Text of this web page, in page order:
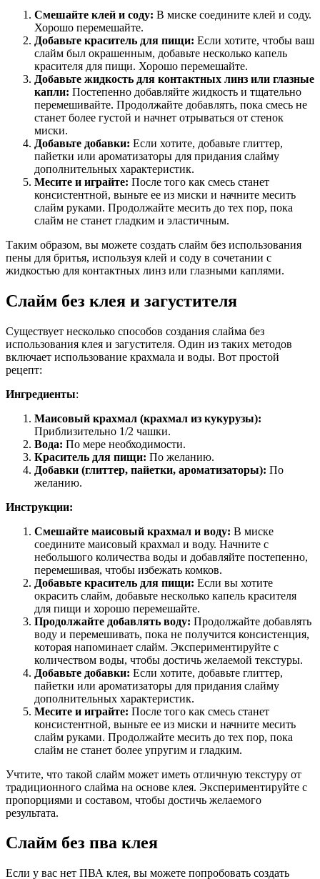
Смешайте клей и соду: В миске соедините клей и соду.
Хорошо перемешайте.
Добавьте краситель для пищи: Если хотите, чтобы ваш
слайм был окрашенным, добавьте несколько капель
красителя для пищи. Хорошо перемешайте.
Добавьте жидкость для контактных линз или глазные
капли: Постепенно добавляйте жидкость и тщательно
перемешивайте. Продолжайте добавлять, пока смесь не
станет более густой и начнет отрываться от стенок
миски.
Добавьте добавки: Если хотите, добавьте глиттер,
пайетки или ароматизаторы для придания слайму
дополнительных характеристик.
Месите и играйте: После того как смесь станет
консистентной, выньте ее из миски и начните месить
слайм руками. Продолжайте месить до тех пор, пока
слайм не станет гладким и эластичным.
Таким образом, вы можете создать слайм без использования
пены для бритья, используя клей и соду в сочетании с
жидкостью для контактных линз или глазными каплями.
Слайм без клея и загустителя
Существует несколько способов создания слайма без
использования клея и загустителя. Один из таких методов
включает использование крахмала и воды. Вот простой
рецепт:
Ингредиенты:
Маисовый крахмал (крахмал из кукурузы):
Приблизительно 1/2 чашки.
Вода: По мере необходимости.
Краситель для пищи: По желанию.
Добавки (глиттер, пайетки, ароматизаторы): По
желанию.
Инструкции:
Смешайте маисовый крахмал и воду: В миске
соедините маисовый крахмал и воду. Начните с
небольшого количества воды и добавляйте постепенно,
перемешивая, чтобы избежать комков.
Добавьте краситель для пищи: Если вы хотите
окрасить слайм, добавьте несколько капель красителя
для пищи и хорошо перемешайте.
Продолжайте добавлять воду: Продолжайте добавлять
воду и перемешивать, пока не получится консистенция,
которая напоминает слайм. Экспериментируйте с
количеством воды, чтобы достичь желаемой текстуры.
Добавьте добавки: Если хотите, добавьте глиттер,
пайетки или ароматизаторы для придания слайму
дополнительных характеристик.
Месите и играйте: После того как смесь станет
консистентной, выньте ее из миски и начните месить
слайм руками. Продолжайте месить до тех пор, пока
слайм не станет более упругим и гладким.
Учтите, что такой слайм может иметь отличную текстуру от
традиционного слайма на основе клея. Экспериментируйте с
пропорциями и составом, чтобы достичь желаемого
результата.
Слайм без пва клея
Если у вас нет ПВА клея, вы можете попробовать создать